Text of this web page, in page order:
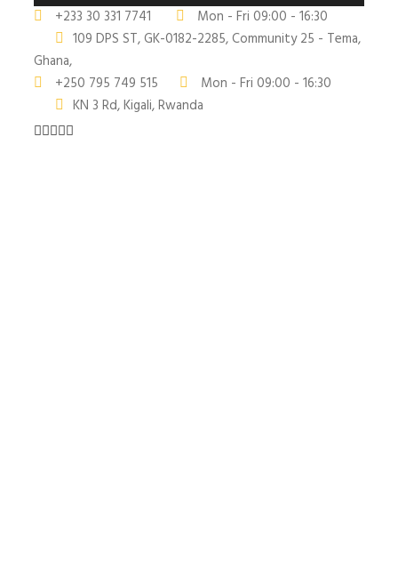
+233 30 331 7741
Mon - Fri 09:00 - 16:30
109 DPS ST, GK-0182-2285, Community 25 - Tema,
Ghana,
+250 795 749 515
Mon - Fri 09:00 - 16:30
KN 3 Rd, Kigali, Rwanda